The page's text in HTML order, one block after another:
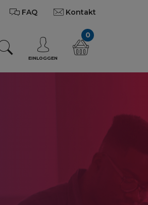
FAQ Kontakt
EINLOGGEN
0